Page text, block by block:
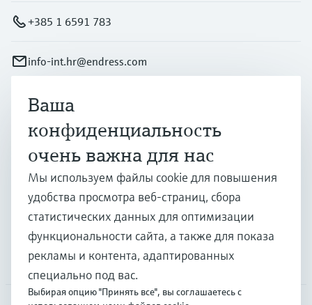
+385 1 6591 783
info-int.hr@endress.com
Продукты и услуги
Отрасли
Поддержка
Компания
Ваша
конфиденциальность
очень важна для нас
Мы используем файлы cookie для повышения
удобства просмотра веб-страниц, сбора
статистических данных для оптимизации
функциональности сайта, а также для показа
рекламы и контента, адаптированных
специально под вас.
Выбирая опцию "Принять все", вы соглашаетесь с